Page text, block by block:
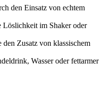
den Einsatz von echtem
im Shaker oder
den Zusatz von klassischem
Wasser oder fettarmer